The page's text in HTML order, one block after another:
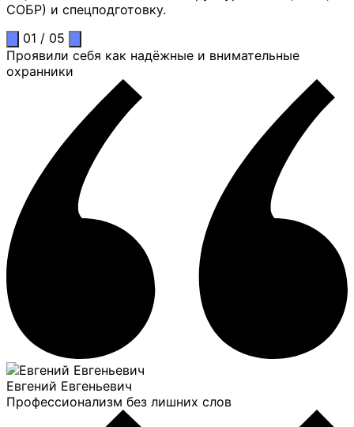
СОБР) и спецподготовку.
01 / 05
Проявили себя как надёжные и внимательные
охранники
Евгений Евгеньевич
Профессионализм без лишних слов